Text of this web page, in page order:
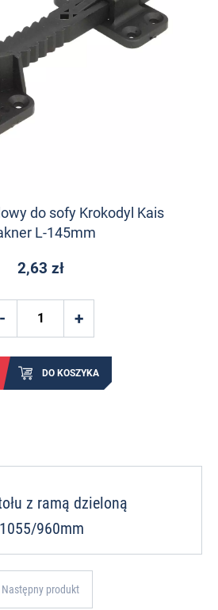
do sofy Krokodyl Kais
L-145mm
2,63 zł
DO KOSZYKA
z ramą dzieloną
960mm
Następny produkt